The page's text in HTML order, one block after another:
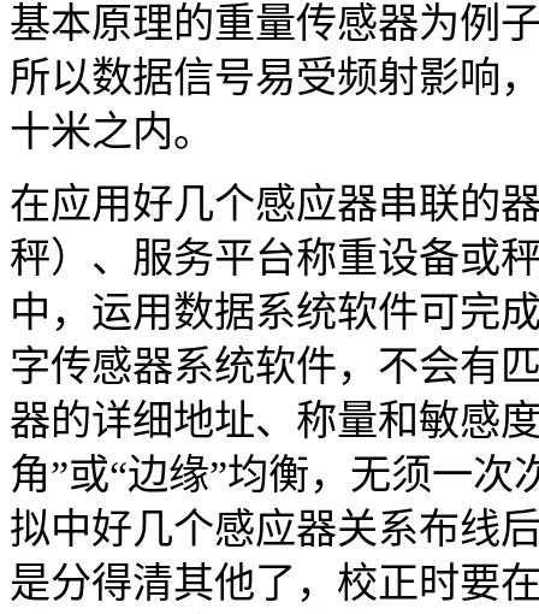
基本原理的重量传感器为例
所以数据信号易受频射影响
十米之内。
在应用好几个感应器串联的
秤）、服务平台称重设备或
中，运用数据系统软件可完
字传感器系统软件，不会有
器的详细地址、称量和敏感
角”或“边缘”均衡，无须一
拟中好几个感应器关系布线
是分得清其他了，校正时要